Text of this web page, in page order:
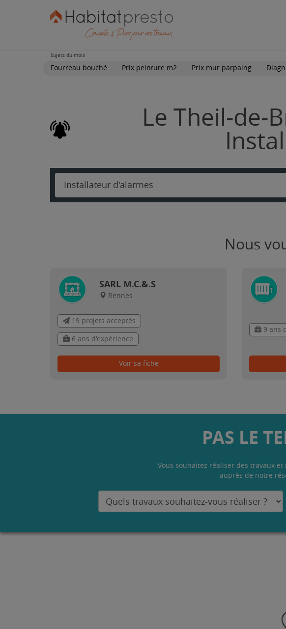
Sujets du mois
Fourreau bouché Prix peinture m2 Prix mur parpaing
Le Theil-de-
Installateur d'alarmes
Nous
SARL M.C.&.S
Rennes
19 projets acceptés
6 ans d'expérience
Voir sa fiche
9 ans
PAS LE
Vous souhaitez réaliser des travaux
auprès de notre